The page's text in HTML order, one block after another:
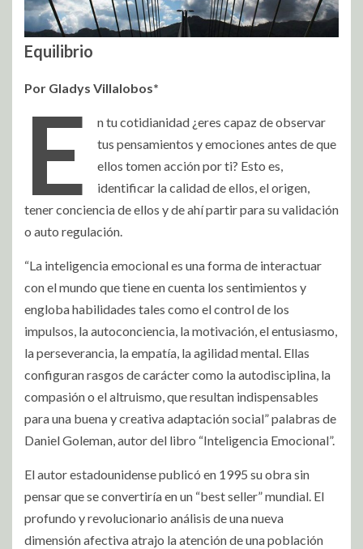
Equilibrio
Por Gladys Villalobos*
E
n tu cotidianidad ¿eres capaz de observar
tus pensamientos y emociones antes de que
ellos tomen acción por ti? Esto es,
identificar la calidad de ellos, el origen,
tener conciencia de ellos y de ahí partir para su validación
o auto regulación.
“La inteligencia emocional es una forma de interactuar
con el mundo que tiene en cuenta los sentimientos y
engloba habilidades tales como el control de los
impulsos, la autoconciencia, la motivación, el entusiasmo,
la perseverancia, la empatía, la agilidad mental. Ellas
configuran rasgos de carácter como la autodisciplina, la
compasión o el altruismo, que resultan indispensables
para una buena y creativa adaptación social” palabras de
Daniel Goleman, autor del libro “Inteligencia Emocional”.
El autor estadounidense publicó en 1995 su obra sin
pensar que se convertiría en un “best seller” mundial. El
profundo y revolucionario análisis de una nueva
dimensión afectiva atrajo la atención de una población